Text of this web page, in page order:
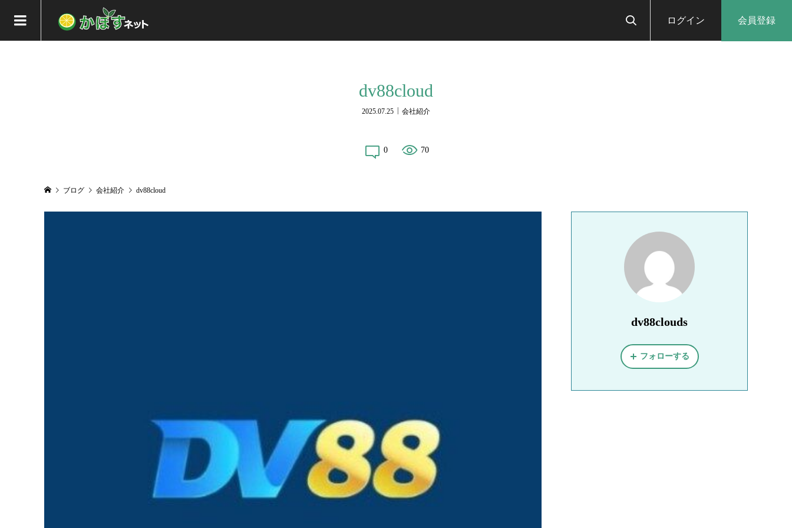
ログイン 会員登録
dv88cloud
2025.07.25 会社紹介
0 70
ブログ 会社紹介 dv88cloud
dv88clouds
フォローする